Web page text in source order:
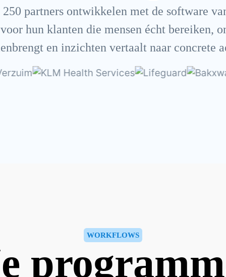
partners ontwikkelen met de software
hun klanten die mensen écht bereiken,
en inzichten vertaalt naar concrete
WORKFLOWS